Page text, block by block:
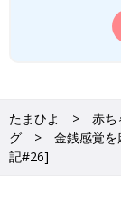
たまひよ 赤ち
グ
金銭感覚
記#26]